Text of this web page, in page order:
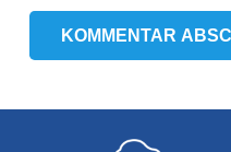
KOMMENTAR